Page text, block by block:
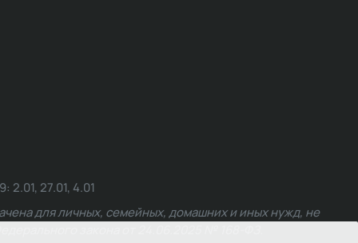
27.01, 4.01
для личных, семейных, домашних и иных нужд, не